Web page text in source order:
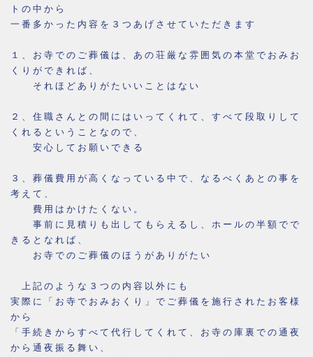
トの中から
一番多かった内容を３つあげさせていただきます
１、お寺でのご葬儀は、あの荘厳な雰囲気の本堂でおみお
くりができれば、
それほどありがたいいことはない
２、住職さんとの間にはいってくれて、すべて段取りして
くれるということなので、
安心してお願いできる
３、葬儀費用が高くなっている中で、なるべくあとの事を
考えて、
費用はかけたくない。
事前に見積りも出してもらえるし、ホールの半額でで
きるとなれば、
お寺でのご葬儀のほうがありがたい
上記のような３つの内容以外にも
実際に「お寺でおみおくり」でご葬儀を施行されたお客様
から
「手続きからすべて代行してくれて、お寺の庫裏での通夜
から通夜振る舞い、